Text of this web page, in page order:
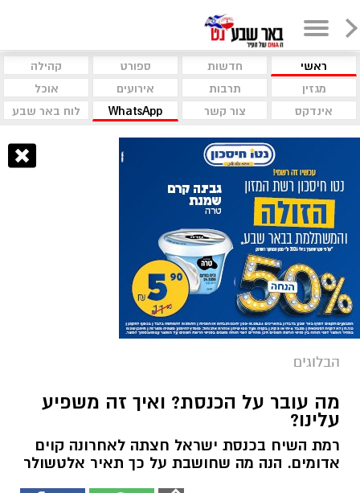
ראשי חדשות ספורט
קהילה
מגזין
תרבות אירועים
אוכל
אינדקס
צור קשר WhatsApp לוח באר שבע
הבלוגים
מה עובר על הכנסת? ואיך זה משפיע
עלינו?
רמת השיח בכנסת ישראל חצתה לאחרונה קוים
אדומים. הנה מה שחושבת על כך תאיר אלטשולר